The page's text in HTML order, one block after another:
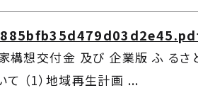
構想交付金 及び 企業版 ふ るさ
（1）地域再生計画 ...